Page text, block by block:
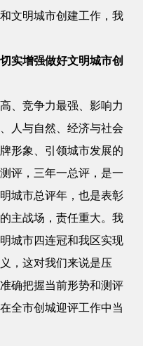
文明城市创建工作，我
实增强做好文明城市创
、竞争力最强、影响力
人与自然、经济与社会
形象、引领城市发展的
评，三年一总评，是一
城市总评年，也是表彰
主战场，责任重大。我
城市四连冠和我区实现
，这对我们来说是压
确把握当前形势和测评
全市创城迎评工作中当